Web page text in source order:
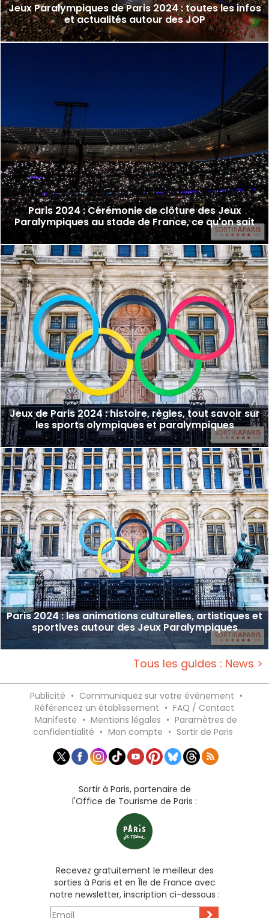
Jeux Paralympiques de Paris 2024 : toutes les infos
et actualités autour des JOP
Paris 2024 : Cérémonie de clôture des Jeux
Paralympiques au stade de France, ce qu'on sait
Jeux de Paris 2024 : histoire, règles, tout savoir sur
les sports olympiques et paralympiques
Paris 2024 : les animations culturelles, artistiques et
sportives autour des Jeux Paralympiques
Tous les guides : News >
Publicité • Communiquez sur votre événement •
Référencez un établissement • FAQ / Contact
Manifeste • Mentions légales • Paramètres de
confidentialité • Mon compte • Sortir de Paris
Sortir à Paris, partenaire de
l'Office de Tourisme de Paris :
Recevez gratuitement le meilleur des
sorties à Paris et en Île de France avec
notre newsletter, inscription ci-dessous :